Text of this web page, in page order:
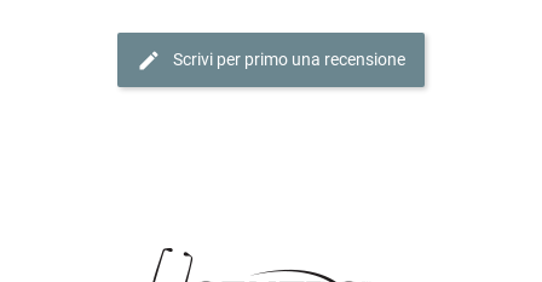
edit Scrivi per primo una recensione